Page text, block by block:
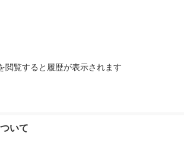
閲覧すると履歴が表示されます
いて